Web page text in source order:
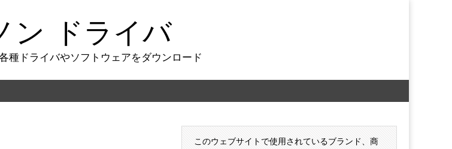
ン ドライバ
種ドライバやソフトウェアをダウンロード
このウェブサイトで使用されているブランド、商